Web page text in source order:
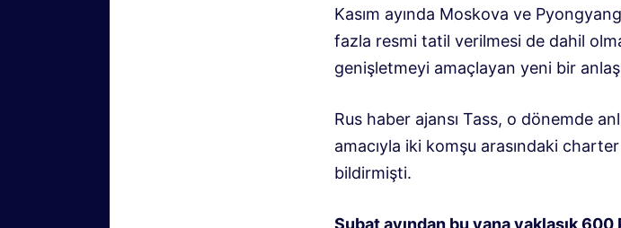
Kasım ayında Moskova ve
fazla resmi tatil verilmesi de dahil
genişletmeyi amaçlayan yeni bir
Rus haber ajansı Tass, o dönemde
amacıyla iki komşu arasındaki charter
bildirmişti.
Şubat ayından bu yana yaklaşık